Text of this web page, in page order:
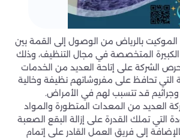
بالرياض من الوصول إلى القمة بين
المتخصصة في مجال التنظيف، وذلك
الشركة على إتاحة العديد من الخدمات
التي تحافظ على مفروشاتهم نظيفة وخالية
وجراثيم قد تتسبب لهم في الأمراض.
العديد من المعدات المتطورة والمواد
التي تملك القدرة على إزالة البقع الصعبة
إلى فريق العمل القادر على إتمام